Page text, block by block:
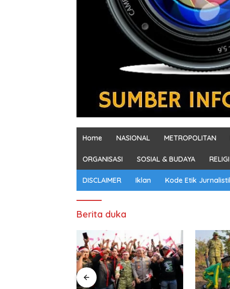
Home NASIONAL METROPOLITAN
ORGANISASI SOSIAL & BUDAYA RELIGI
DISCLAIMER Iklan Kode Etik
Berita duka